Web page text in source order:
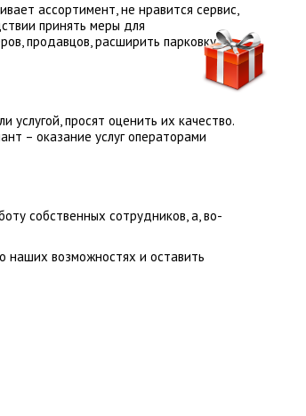
ассортимент, не нравится сервис,
принять меры для
продавцов, расширить парковку и
услугой, просят оценить их качество.
– оказание услуг операторами
собственных сотрудников, а, во-
наших возможностях и оставить